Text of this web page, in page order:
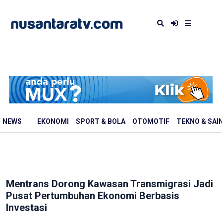
NEWS EKONOMI SPORT & BOLA OTOMOTIF TEKNO &
Mentrans Dorong Kawasan Transmigrasi Jadi
Pusat Pertumbuhan Ekonomi Berbasis
Investasi